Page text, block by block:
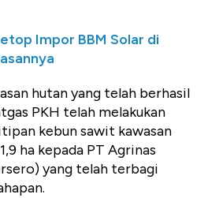
Impor BBM Solar di
hutan yang telah berhasil
PKH telah melakukan
kebun sawit kawasan
ha kepada PT Agrinas
yang telah terbagi